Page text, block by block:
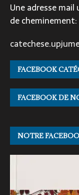
Une adresse
de cheminement:
FACEBOOK
FACEBOOK DE
NOTRE